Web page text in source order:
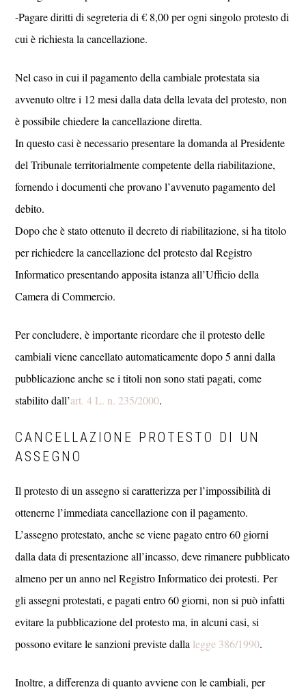
-Pagare diritti di segreteria di € 8,00 per ogni singolo protesto di
cui è richiesta la cancellazione.
Nel caso in cui il pagamento della cambiale protestata sia
avvenuto oltre i 12 mesi dalla data della levata del protesto, non
è possibile chiedere la cancellazione diretta.
In questo casi è necessario presentare la domanda al Presidente
del Tribunale territorialmente competente della riabilitazione,
fornendo i documenti che provano l’avvenuto pagamento del
debito.
Dopo che è stato ottenuto il decreto di riabilitazione, si ha titolo
per richiedere la cancellazione del protesto dal Registro
Informatico presentando apposita istanza all’Ufficio della
Camera di Commercio.
Per concludere, è importante ricordare che il protesto delle
cambiali viene cancellato automaticamente dopo 5 anni dalla
pubblicazione anche se i titoli non sono stati pagati, come
stabilito dall’art. 4 L. n. 235/2000.
CANCELLAZIONE PROTESTO DI UN
ASSEGNO
Il protesto di un assegno si caratterizza per l’impossibilità di
ottenerne l’immediata cancellazione con il pagamento.
L’assegno protestato, anche se viene pagato entro 60 giorni
dalla data di presentazione all’incasso, deve rimanere pubblicato
almeno per un anno nel Registro Informatico dei protesti. Per
gli assegni protestati, e pagati entro 60 giorni, non si può infatti
evitare la pubblicazione del protesto ma, in alcuni casi, si
possono evitare le sanzioni previste dalla legge 386/1990.
Inoltre, a differenza di quanto avviene con le cambiali, per